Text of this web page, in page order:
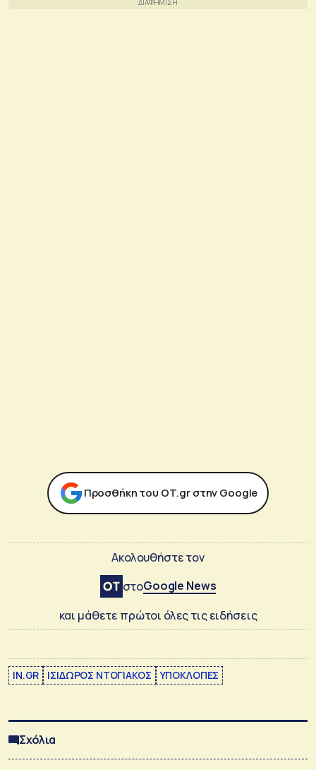
Προσθήκη του ΟΤ.gr στην Google
Ακολουθήστε τον
στοGoogle News
και μάθετε πρώτοι όλες τις ειδήσεις
IN.GR ΙΣΙΔΩΡΟΣ ΝΤΟΓΙΑΚΟΣ ΥΠΟΚΛΟΠΕΣ
Σχόλια